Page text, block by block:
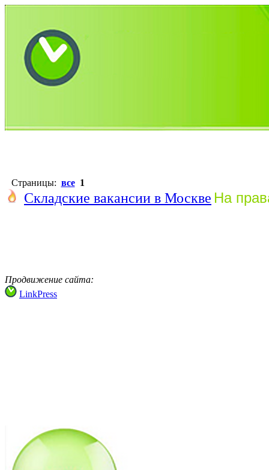
Т Должность
Страницы: все 1
Складские вакансии в Москве На
Продвижение сайта:
LinkPress